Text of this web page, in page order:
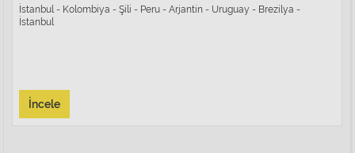
İstanbul - Kolombiya - Şili - Peru - Arjantin - Uruguay - Brezilya -
İstanbul
İncele